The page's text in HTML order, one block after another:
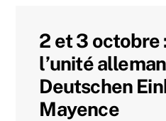
2 et 3 octobre
l’unité
Deutschen
Mayence